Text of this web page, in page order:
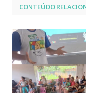
CONTEÚDO